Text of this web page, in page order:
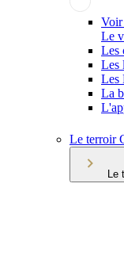
Le
Les
Les
Les
La
Le terroir